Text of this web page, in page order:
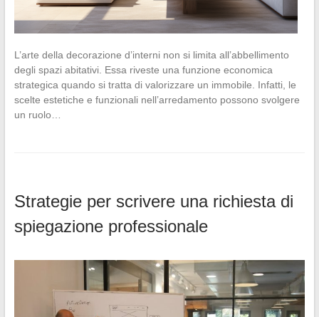
L’arte della decorazione d’interni non si limita all’abbellimento
degli spazi abitativi. Essa riveste una funzione economica
strategica quando si tratta di valorizzare un immobile. Infatti, le
scelte estetiche e funzionali nell’arredamento possono svolgere
un ruolo…
Strategie per scrivere una richiesta di
spiegazione professionale